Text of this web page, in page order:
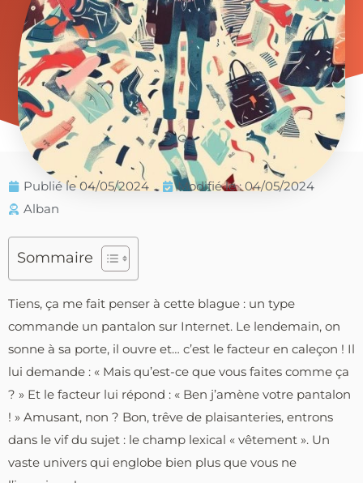
Publié le 04/05/2024
Modifié le : 04/05/2024
Alban
Sommaire
Tiens, ça me fait penser à cette blague : un type
commande un pantalon sur Internet. Le lendemain, on
sonne à sa porte, il ouvre et… c’est le facteur en caleçon ! Il
lui demande : « Mais qu’est-ce que vous faites comme ça
? » Et le facteur lui répond : « Ben j’amène votre pantalon
! » Amusant, non ? Bon, trêve de plaisanteries, entrons
dans le vif du sujet : le champ lexical « vêtement ». Un
vaste univers qui englobe bien plus que vous ne